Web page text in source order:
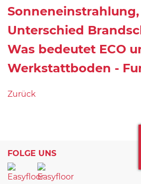
Unterschied
Was bedeutet ECO
Werkstattboden -
Zurück
FOLGE UNS